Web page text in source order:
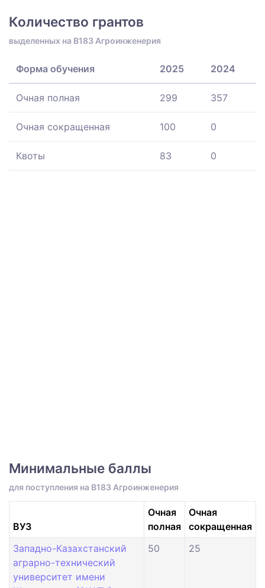
Количество грантов
выделенных на B183 Агроинженерия
Форма обучения 2025 2024
Очная полная 299 357
Очная сокращенная 100 0
Квоты 83 0
Минимальные баллы
для поступления на B183 Агроинженерия
ВУЗ
Очная
полная
Очная
сокращенная
Западно-Казахстанский
аграрно-технический
университет имени
50 25